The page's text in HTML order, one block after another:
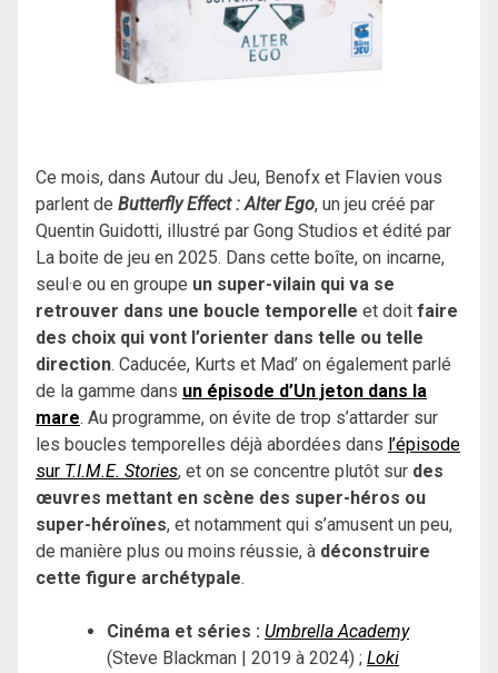
Ce mois, dans Autour du Jeu, Benofx et Flavien vous
parlent de Butterfly Effect : Alter Ego, un jeu créé par
Quentin Guidotti, illustré par Gong Studios et édité par
La boite de jeu en 2025. Dans cette boîte, on incarne,
seul·e ou en groupe un super-vilain qui va se
retrouver dans une boucle temporelle et doit faire
des choix qui vont l’orienter dans telle ou telle
direction. Caducée, Kurts et Mad’ on également parlé
de la gamme dans un épisode d’Un jeton dans la
mare. Au programme, on évite de trop s’attarder sur
les boucles temporelles déjà abordées dans l’épisode
sur T.I.M.E. Stories, et on se concentre plutôt sur des
œuvres mettant en scène des super-héros ou
super-héroïnes, et notamment qui s’amusent un peu,
de manière plus ou moins réussie, à déconstruire
cette figure archétypale.
Cinéma et séries : Umbrella Academy
(Steve Blackman | 2019 à 2024) ; Loki